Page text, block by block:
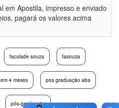
em Apostila, impresso e enviado
pagará os valores acima
faculade souza fasouza
4 meses pos graduação aba
pós-graduação